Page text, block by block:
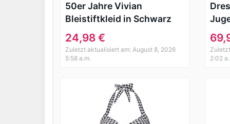
50er Jahre Vivian
Bleistiftkleid in Schwarz
24,98 €
Zuletzt aktualisiert am: August 8, 2026
5:58 a.m.
2:02